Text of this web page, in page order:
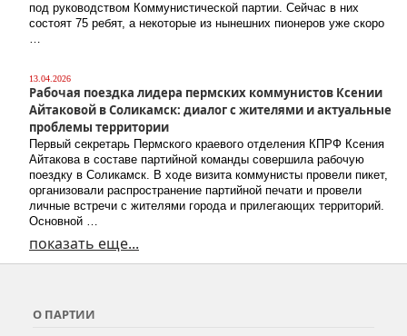
под руководством Коммунистической партии. Сейчас в них
состоят 75 ребят, а некоторые из нынешних пионеров уже скоро
…
13.04.2026
Рабочая поездка лидера пермских коммунистов Ксении
Айтаковой в Соликамск: диалог с жителями и актуальные
проблемы территории
Первый секретарь Пермского краевого отделения КПРФ Ксения
Айтакова в составе партийной команды совершила рабочую
поездку в Соликамск. В ходе визита коммунисты провели пикет,
организовали распространение партийной печати и провели
личные встречи с жителями города и прилегающих территорий.
Основной …
показать еще...
О ПАРТИИ